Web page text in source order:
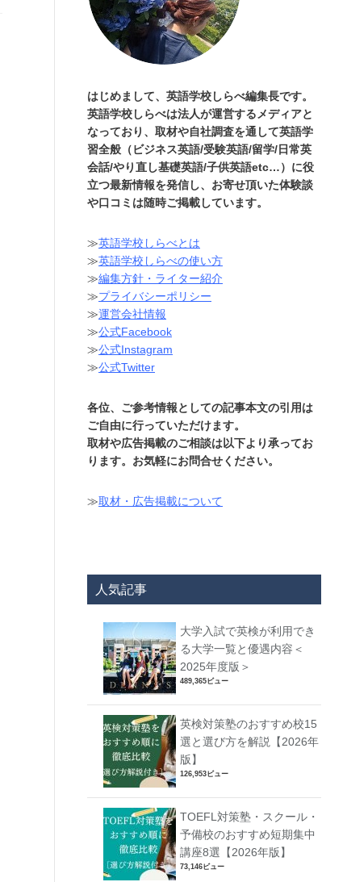
はじめまして、英語学校しらべ編集長です。
英語学校しらべは法人が運営するメディアと
なっており、取材や自社調査を通して英語学
習全般（ビジネス英語/受験英語/留学/日常英
会話/やり直し基礎英語/子供英語etc…）に役
立つ最新情報を発信し、お寄せ頂いた体験談
や口コミは随時ご掲載しています。
≫英語学校しらべとは
≫英語学校しらべの使い方
≫編集方針・ライター紹介
≫プライバシーポリシー
≫運営会社情報
≫公式Facebook
≫公式Instagram
≫公式Twitter
各位、ご参考情報としての記事本文の引用は
ご自由に行っていただけます。
取材や広告掲載のご相談は以下より承ってお
ります。お気軽にお問合せください。
≫取材・広告掲載について
人気記事
大学入試で英検が利用でき
る大学一覧と優遇内容＜
2025年度版＞
489,365ビュー
英検対策塾のおすすめ校15
選と選び方を解説【2026年
版】
126,953ビュー
TOEFL対策塾・スクール・
予備校のおすすめ短期集中
講座8選【2026年版】
73,146ビュー